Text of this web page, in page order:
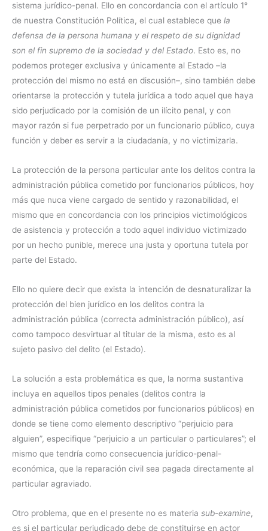
sistema jurídico-penal. Ello en concordancia con el artículo 1°
de nuestra Constitución Política, el cual establece que la
defensa de la persona humana y el respeto de su dignidad
son el fin supremo de la sociedad y del Estado. Esto es, no
podemos proteger exclusiva y únicamente al Estado –la
protección del mismo no está en discusión–, sino también debe
orientarse la protección y tutela jurídica a todo aquel que haya
sido perjudicado por la comisión de un ilícito penal, y con
mayor razón si fue perpetrado por un funcionario público, cuya
función y deber es servir a la ciudadanía, y no victimizarla.
La protección de la persona particular ante los delitos contra la
administración pública cometido por funcionarios públicos, hoy
más que nuca viene cargado de sentido y razonabilidad, el
mismo que en concordancia con los principios victimológicos
de asistencia y protección a todo aquel individuo victimizado
por un hecho punible, merece una justa y oportuna tutela por
parte del Estado.
Ello no quiere decir que exista la intención de desnaturalizar la
protección del bien jurídico en los delitos contra la
administración pública (correcta administración público), así
como tampoco desvirtuar al titular de la misma, esto es al
sujeto pasivo del delito (el Estado).
La solución a esta problemática es que, la norma sustantiva
incluya en aquellos tipos penales (delitos contra la
administración pública cometidos por funcionarios públicos) en
donde se tiene como elemento descriptivo “perjuicio para
alguien”, especifique “perjuicio a un particular o particulares”; el
mismo que tendría como consecuencia jurídico-penal-
económica, que la reparación civil sea pagada directamente al
particular agraviado.
Otro problema, que en el presente no es materia sub-examine,
es si el particular perjudicado debe de constituirse en actor